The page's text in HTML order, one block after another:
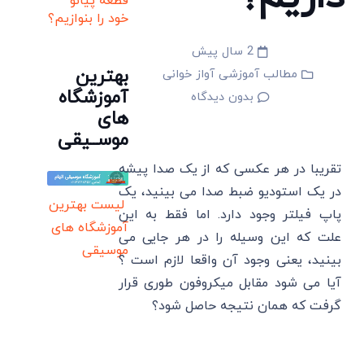
2 سال پیش
مطالب آموزشی آواز خوانی
بدون دیدگاه
تقریبا در هر عکسی که از یک صدا پیشه
در یک استودیو ضبط صدا می بینید، یک
پاپ فیلتر وجود دارد. اما فقط به این
علت که این وسیله را در هر جایی می
بینید، یعنی وجود آن واقعا لازم است ؟
آیا می شود مقابل میکروفون طوری قرار
گرفت که همان نتیجه حاصل شود؟
خود را بنوازیم؟
بهترین
آموزشگاه
های
موســیقی
لیست بهترین
آموزشگاه های
موسیقی